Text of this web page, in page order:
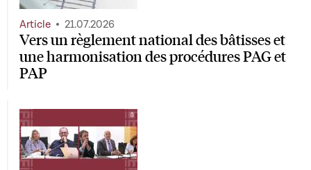
Vers un règlement national des bâtisses et
une harmonisation des procédures PAG et
PAP
Article 21.07.2026